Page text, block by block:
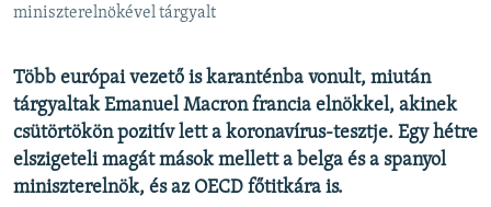
Valamennyi RFE/RL weboldal
miniszterelnökével tárgyalt
Több európai vezető is karanténba vonult, miután
tárgyaltak Emanuel Macron francia elnökkel, akinek
csütörtökön pozitív lett a koronavírus-tesztje. Egy hétre
elszigeteli magát mások mellett a belga és a spanyol
miniszterelnök, és az OECD főtitkára is.